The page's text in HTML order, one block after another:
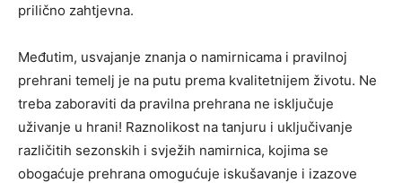
prilično zahtjevna.
Međutim, usvajanje znanja o namirnicama i pravilnoj
prehrani temelj je na putu prema kvalitetnijem životu. Ne
treba zaboraviti da pravilna prehrana ne isključuje
uživanje u hrani! Raznolikost na tanjuru i uključivanje
različitih sezonskih i svježih namirnica, kojima se
obogaćuje prehrana omogućuje iskušavanje i izazove